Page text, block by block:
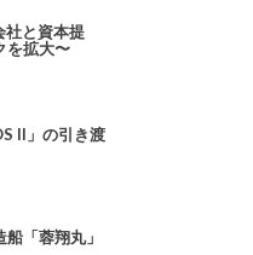
と資本提
を拡大〜
II」の引き渡
「蓉翔丸」